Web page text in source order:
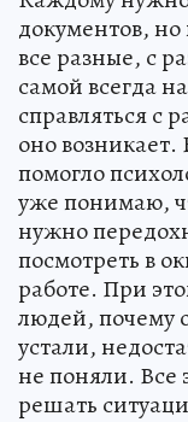
документов,
все разные, с
самой всегда
справляться с
оно возникает.
помогло
уже понимаю,
нужно
посмотреть в
работе. При
людей, почему
устали,
не поняли. Все
решать